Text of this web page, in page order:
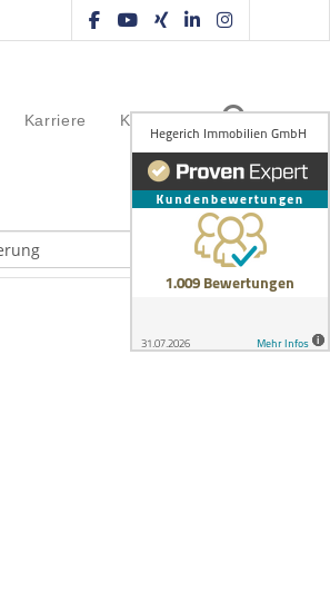
Karriere Kontakt